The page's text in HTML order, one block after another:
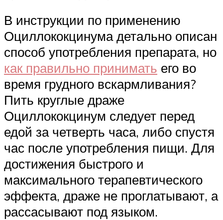
В инструкции по применению
Оциллококцинума детально описан
способ употребления препарата, но
как правильно принимать его во
время грудного вскармливания?
Пить круглые драже
Оциллококцинум следует перед
едой за четверть часа, либо спустя
час после употребления пищи. Для
достижения быстрого и
максимального терапевтического
эффекта, драже не проглатывают, а
рассасывают под языком.